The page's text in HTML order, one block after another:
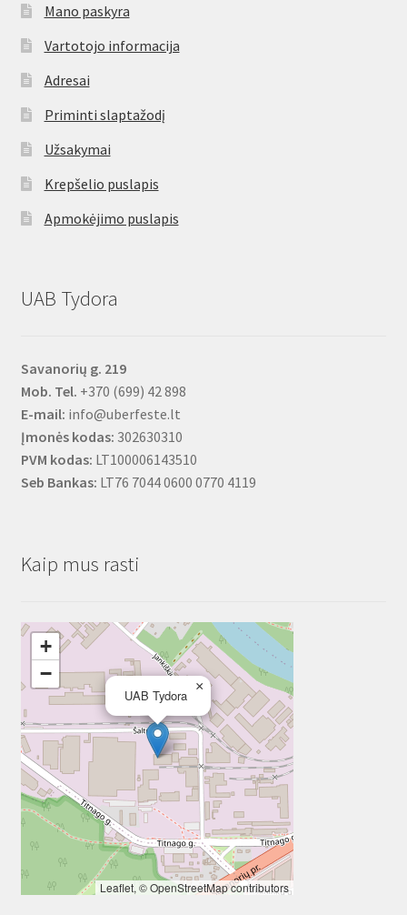
Mano paskyra
Vartotojo informacija
Adresai
Priminti slaptažodį
Užsakymai
Krepšelio puslapis
Apmokėjimo puslapis
UAB Tydora
Savanorių g. 219
Mob. Tel. +370 (699) 42 898
E-mail: info@uberfeste.lt
Įmonės kodas: 302630310
PVM kodas: LT100006143510
Seb Bankas: LT76 7044 0600 0770 4119
Kaip mus rasti
UAB Tydora
×
+
−
Leaflet, ©OpenStreetMapcontributors